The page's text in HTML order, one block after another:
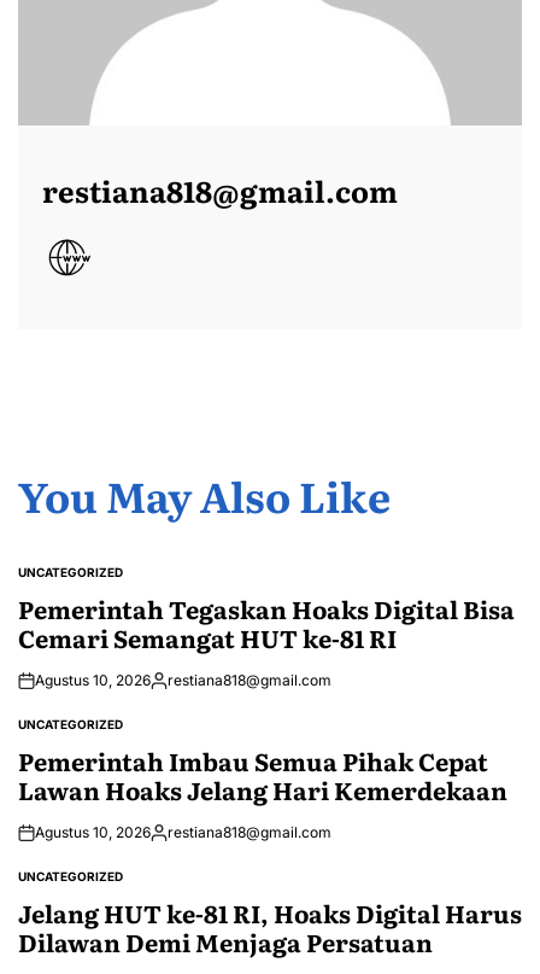
restiana818@gmail.com
You May Also Like
POSTED
UNCATEGORIZED
Pemerintah Tegaskan Hoaks Digital Bisa
Cemari Semangat HUT ke-81 RI
Agustus 10, 2026Posted
restiana818@gmail.com
POSTED
UNCATEGORIZED
Pemerintah Imbau Semua Pihak Cepat
Lawan Hoaks Jelang Hari Kemerdekaan
Agustus 10, 2026Posted
restiana818@gmail.com
POSTED
UNCATEGORIZED
Jelang HUT ke-81 RI, Hoaks Digital Harus
Dilawan Demi Menjaga Persatuan